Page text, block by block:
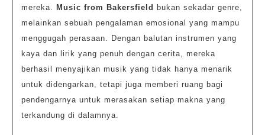
mereka. Music from Bakersfield
bukan sekadar genre,
melainkan sebuah pengalaman emosional yang mampu
menggugah perasaan. Dengan balutan instrumen yang
kaya dan lirik yang penuh dengan cerita, mereka
berhasil menyajikan musik yang tidak hanya menarik
untuk didengarkan, tetapi juga memberi ruang bagi
pendengarnya untuk merasakan setiap makna yang
terkandung di dalamnya.